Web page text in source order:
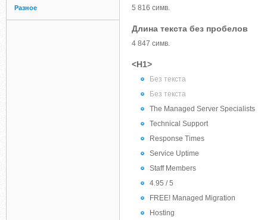
Разное 5 816 симв.
Длина текста без пробелов
4 847 симв.
<H1>
Без текста
Без текста
The Managed Server Specialists
Technical Support
Response Times
Service Uptime
Staff Members
4.95 / 5
FREE! Managed Migration
Hosting